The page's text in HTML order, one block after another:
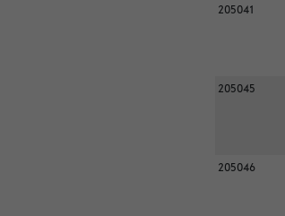
205041
205045
205046